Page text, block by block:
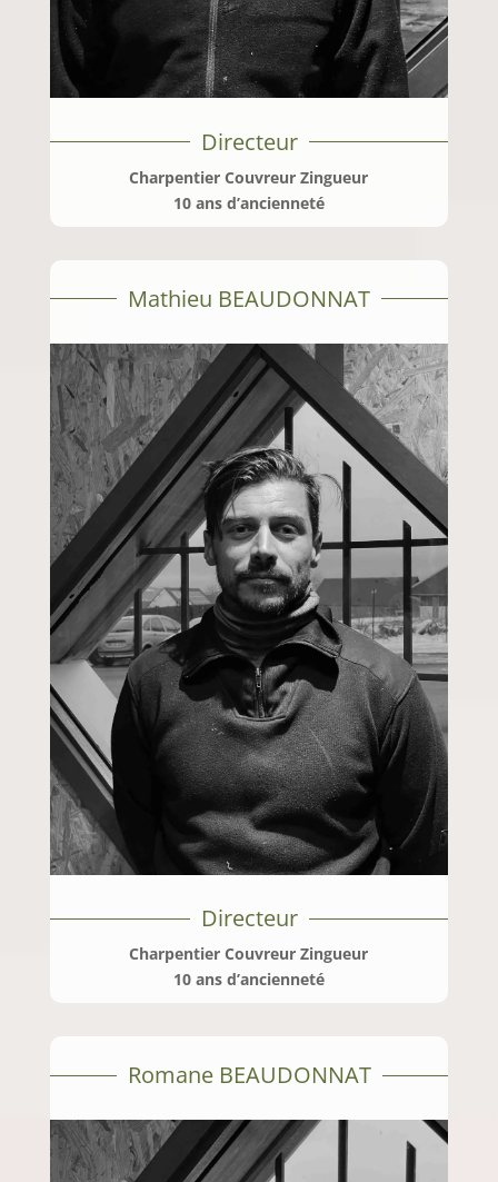
Directeur
Charpentier Couvreur Zingueur
10 ans d’ancienneté
Mathieu BEAUDONNAT
Directeur
Charpentier Couvreur Zingueur
10 ans d’ancienneté
Romane BEAUDONNAT